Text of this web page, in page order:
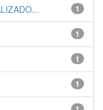
1
1
1
1